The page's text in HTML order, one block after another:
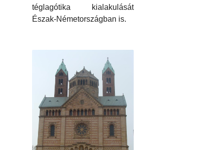
téglagótika kialakulását
Észak-Németországban is.